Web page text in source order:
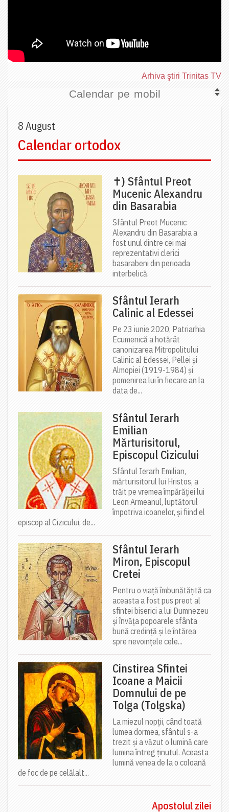
Arhiva ştiri Trinitas TV
Calendar pe mobil
8 August
Calendar ortodox
✝) Sfântul Preot
Mucenic Alexandru
din Basarabia
Sfântul Preot Mucenic
Alexandru din Basarabia a
fost unul dintre cei mai
reprezentativi clerici
basarabeni din perioada
interbelică.
Sfântul Ierarh
Calinic al Edessei
Pe 23 iunie 2020, Patriarhia
Ecumenică a hotărât
canonizarea Mitropolitului
Calinic al Edessei, Pellei și
Almopiei (1919-1984) și
pomenirea lui în fiecare an la
data de...
Sfântul Ierarh
Emilian
Mărturisitorul,
Episcopul Cizicului
Sfântul Ierarh Emilian,
mărturisitorul lui Hristos, a
trăit pe vremea împărăției lui
Leon Armeanul, luptătorul
împotriva icoanelor, și fiind el
episcop al Cizicului, de...
Sfântul Ierarh
Miron, Episcopul
Cretei
Pentru o viață îmbunătățită ca
aceasta a fost pus preot al
sfintei biserici a lui Dumnezeu
și învăța popoarele sfânta
bună credință și le întărea
spre nevoințele cele...
Cinstirea Sfintei
Icoane a Maicii
Domnului de pe
Tolga (Tolgska)
La miezul nopții, când toată
lumea dormea, sfântul s-a
trezit și a văzut o lumină care
lumina întreg ținutul. Aceasta
lumină venea de la o coloană
de foc de pe celălalt...
Apostolul zilei